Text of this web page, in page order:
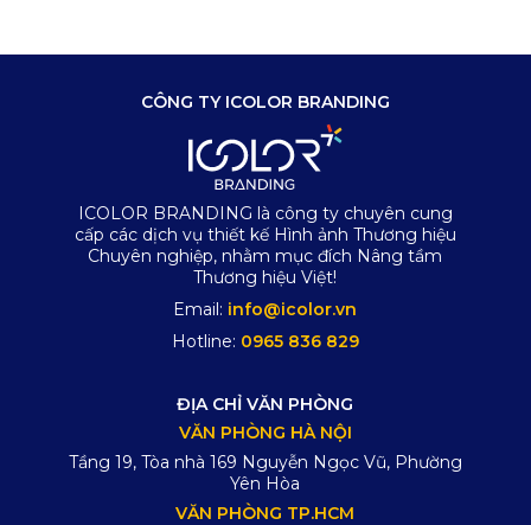
CÔNG TY ICOLOR BRANDING
ICOLOR BRANDING là công ty chuyên cung
cấp các dịch vụ thiết kế Hình ảnh Thương hiệu
Chuyên nghiệp, nhằm mục đích Nâng tầm
Thương hiệu Việt!
Email: info@icolor.vn
Hotline: 0965 836 829
ĐỊA CHỈ VĂN PHÒNG
VĂN PHÒNG HÀ NỘI
Tầng 19, Tòa nhà 169 Nguyễn Ngọc Vũ, Phường
Yên Hòa
VĂN PHÒNG TP.HCM